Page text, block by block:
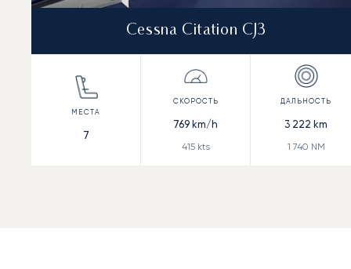
Cessna Citation CJ3
7
769 km/h
415kts
3 222 km
1 740 NM